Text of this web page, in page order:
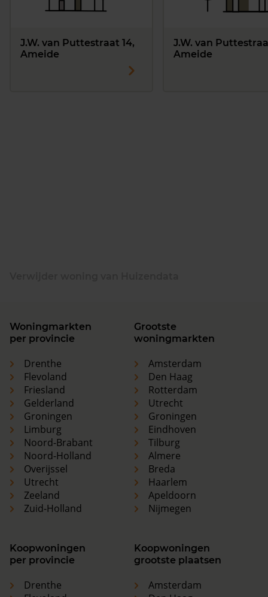
J.W. van Puttestraat 14,
Ameide
J.W. van
Ameide
Woningmarkten
per provincie
Drenthe
Flevoland
Friesland
Gelderland
Groningen
Limburg
Noord-Brabant
Noord-Holland
Overijssel
Utrecht
Zeeland
Zuid-Holland
Grootste
woningmarkten
Amsterdam
Den Haag
Rotterdam
Utrecht
Groningen
Eindhoven
Tilburg
Almere
Breda
Haarlem
Apeldoorn
Nijmegen
Koopwoningen
per provincie
Drenthe
Koopwoningen
grootste plaatsen
Amsterdam